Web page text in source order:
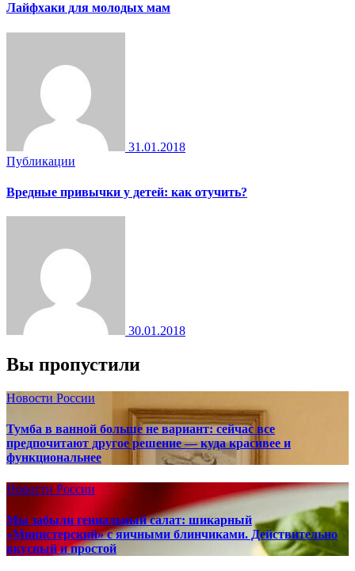
Лайфхаки для молодых мам
31.01.2018
Публикации
Вредные привычки у детей: как отучить?
30.01.2018
Вы пропустили
Новости России
Тумба в ванной больше не вариант: сейчас все
предпочитают другое решение — куда красивее и
функциональнее
Новости России
Мы забыли гениальный салат: шикарный
«Министерский» с яичными блинчиками. Действительно
вкусный и простой